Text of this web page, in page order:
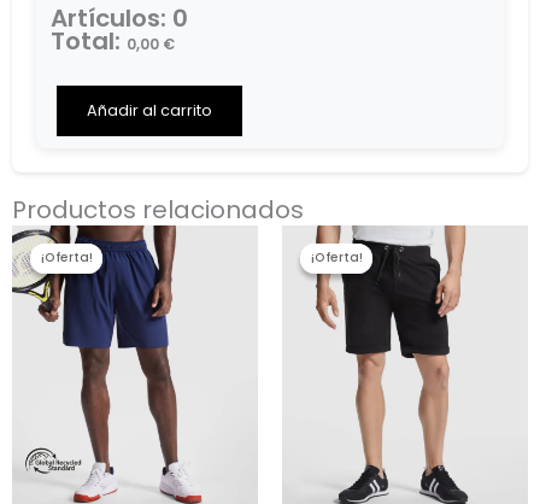
Artículos: 0
Total: 0,00 €
Items,
Total
$0.00
Añadir al carrito
Productos relacionados
¡Oferta!
¡Oferta!
El
precio
original
era:
18,17 €.
precio
actual
es:
15,44 €.
¡Oferta!
¡Oferta!
El
precio
original
era:
12,08 €.
precio
actual
es: